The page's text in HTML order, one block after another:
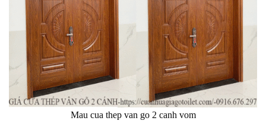
Mau cua thep van go 2 canh vom